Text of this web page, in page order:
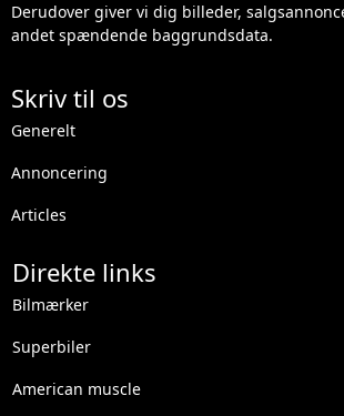
Derudover giver vi dig billeder,
andet spændende baggrundsdata.
Skriv til os
Generelt
Annoncering
Articles
Direkte links
Bilmærker
Superbiler
American muscle